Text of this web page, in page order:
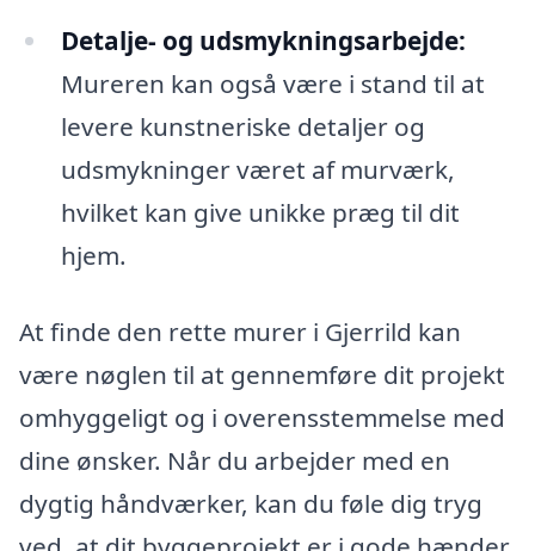
Detalje- og udsmykningsarbejde:
Mureren kan også være i stand til at
levere kunstneriske detaljer og
udsmykninger været af murværk,
hvilket kan give unikke præg til dit
hjem.
At finde den rette murer i Gjerrild kan
være nøglen til at gennemføre dit projekt
omhyggeligt og i overensstemmelse med
dine ønsker. Når du arbejder med en
dygtig håndværker, kan du føle dig tryg